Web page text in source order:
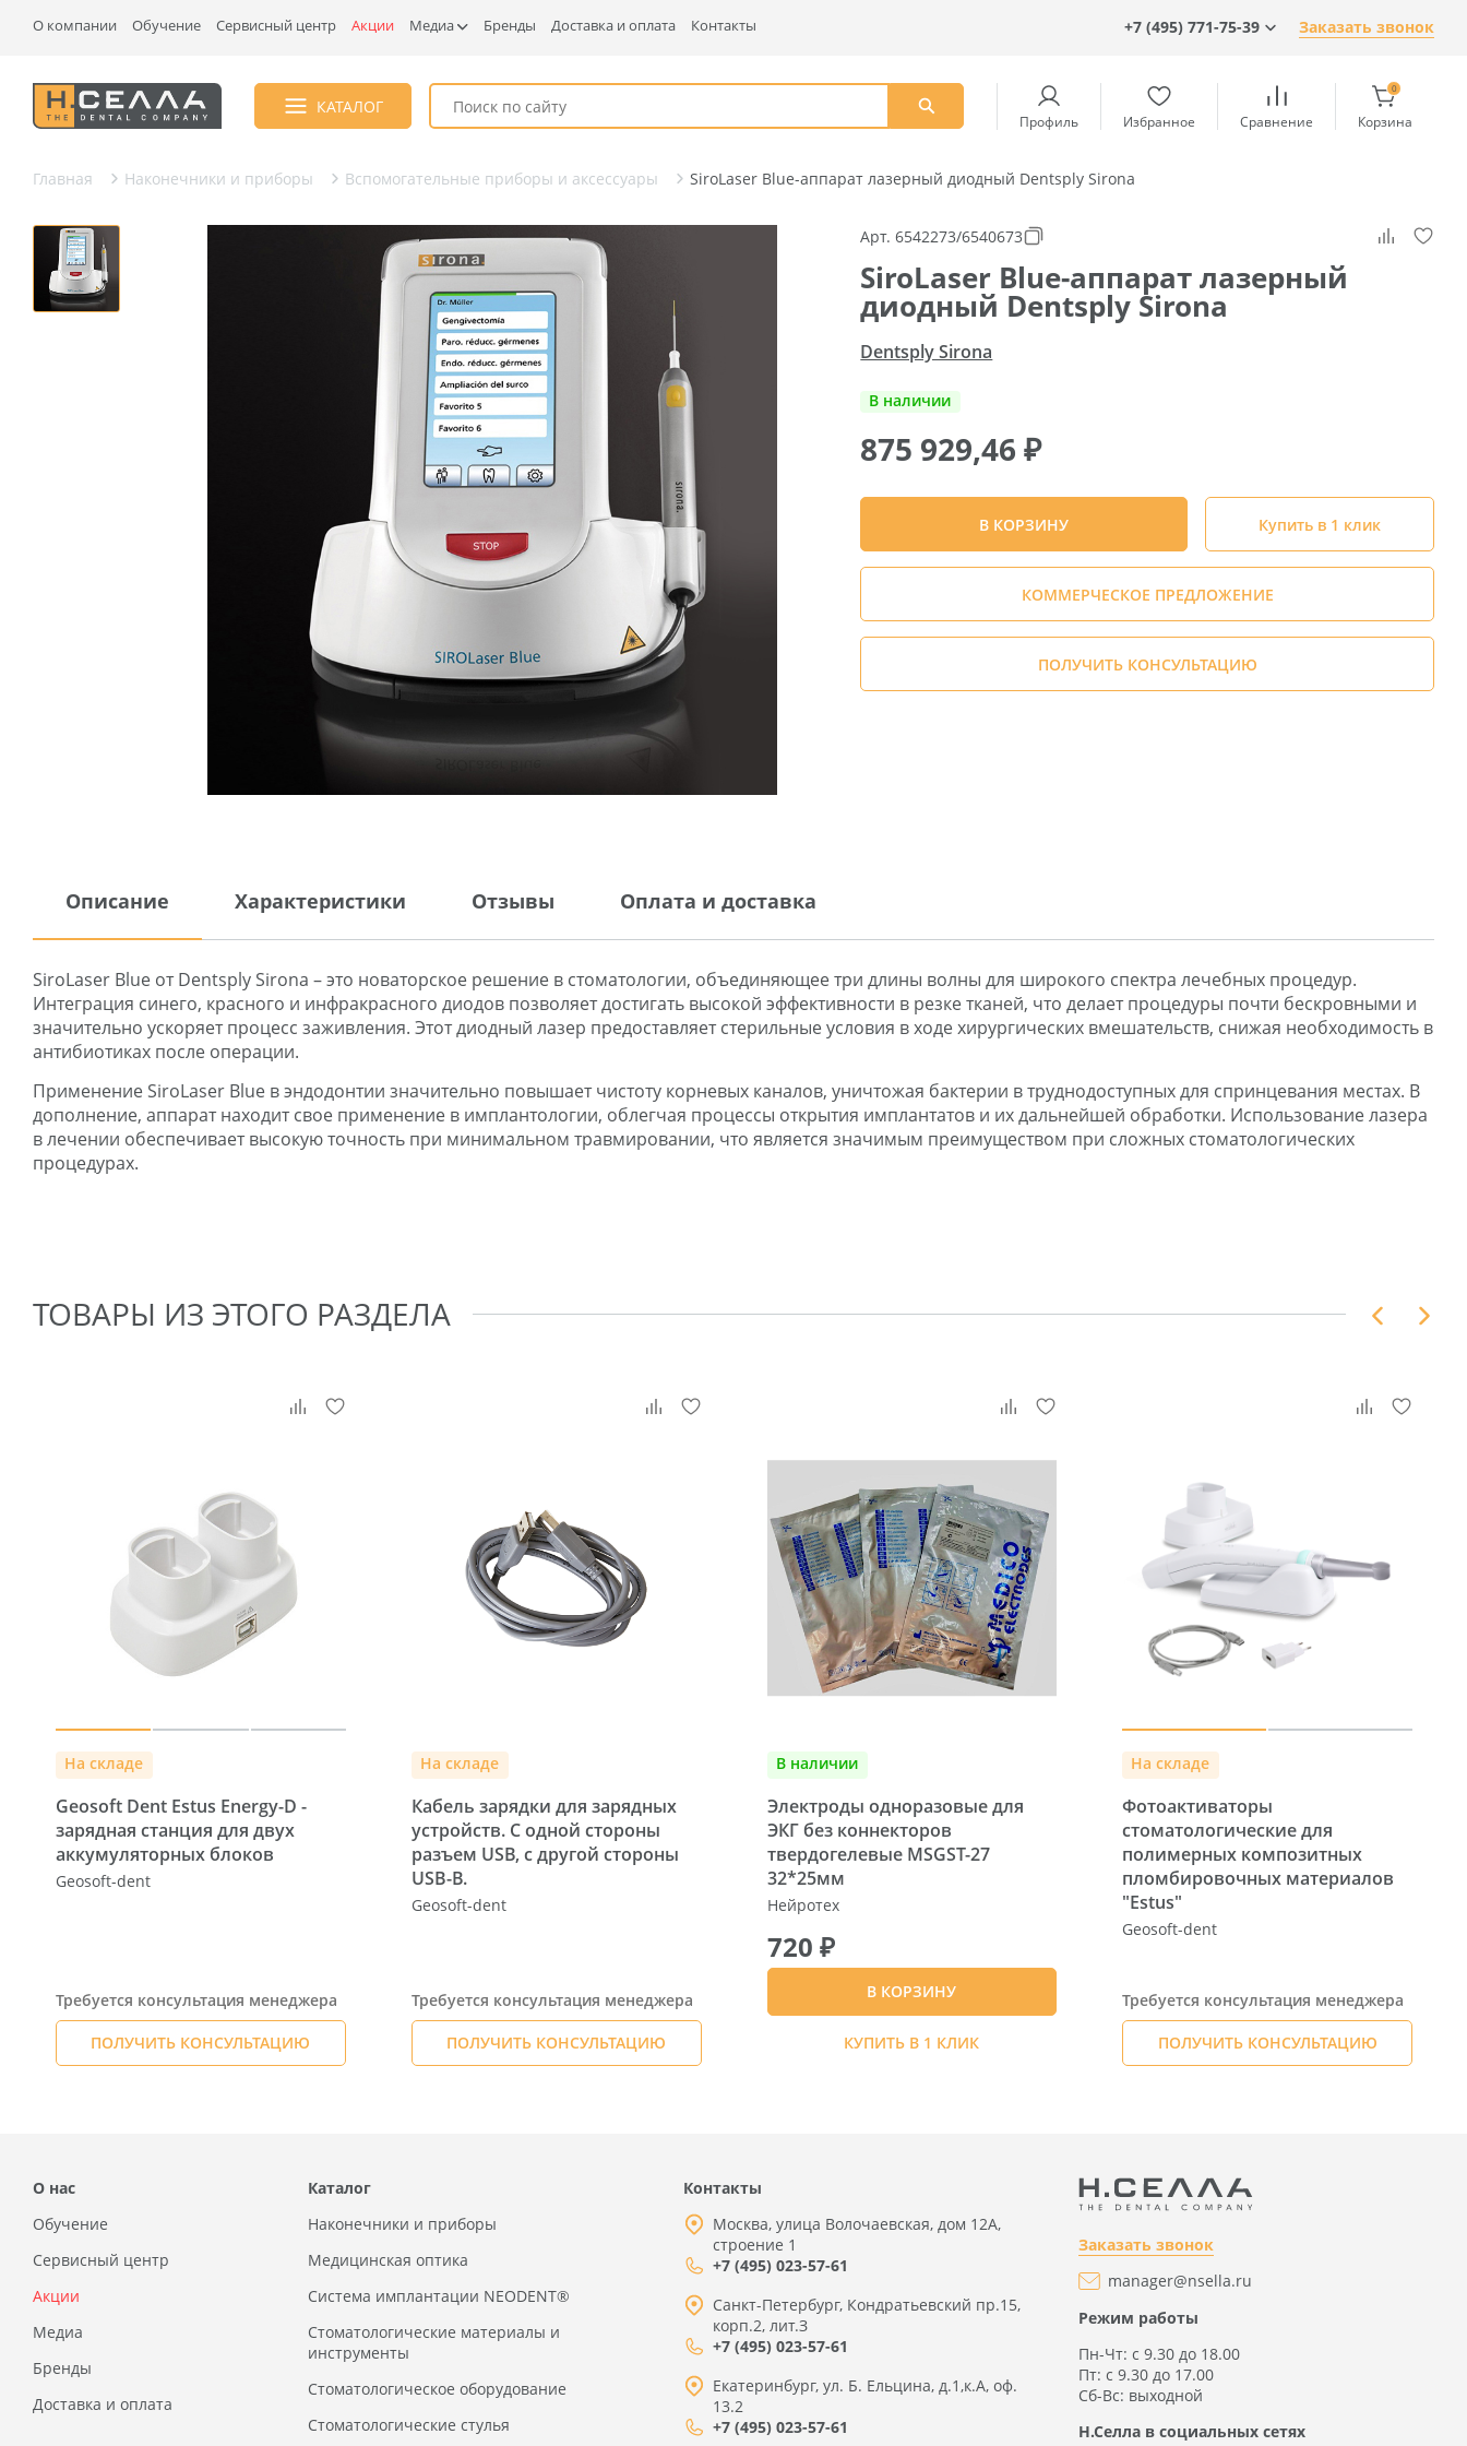
О компании Обучение Сервисный центр Акции Медиа Бренды Доставка и оплата Контакты +7 (495) 771-75-39 Заказать звонок
КАТАЛОГ
Профиль Избранное Сравнение
0
Корзина
Главная Наконечники и приборы Вспомогательные приборы и аксессуары SiroLaser Blue-аппарат лазерный диодный Dentsply Sirona
Арт. 6542273/6540673
SiroLaser Blue-аппарат лазерный
диодный Dentsply Sirona
Dentsply Sirona
В наличии
875 929,46₽
В КОРЗИНУ Купить в 1 клик
КОММЕРЧЕСКОЕ ПРЕДЛОЖЕНИЕ
ПОЛУЧИТЬ КОНСУЛЬТАЦИЮ
Описание Характеристики Отзывы Оплата и доставка
SiroLaser Blue от Dentsply Sirona – это новаторское решение в стоматологии, объединяющее три длины волны для широкого спектра лечебных процедур.
Интеграция синего, красного и инфракрасного диодов позволяет достигать высокой эффективности в резке тканей, что делает процедуры почти бескровными и
значительно ускоряет процесс заживления. Этот диодный лазер предоставляет стерильные условия в ходе хирургических вмешательств, снижая необходимость в
антибиотиках после операции.
Применение SiroLaser Blue в эндодонтии значительно повышает чистоту корневых каналов, уничтожая бактерии в труднодоступных для спринцевания местах. В
дополнение, аппарат находит свое применение в имплантологии, облегчая процессы открытия имплантатов и их дальнейшей обработки. Использование лазера
в лечении обеспечивает высокую точность при минимальном травмировании, что является значимым преимуществом при сложных стоматологических
процедурах.
ТОВАРЫ ИЗ ЭТОГО РАЗДЕЛА
На складе
Geosoft Dent Estus Energy-D -
зарядная станция для двух
аккумуляторных блоков
Geosoft-dent
Требуется консультация менеджера
ПОЛУЧИТЬ КОНСУЛЬТАЦИЮ
На складе
Кабель зарядки для зарядных
устройств. С одной стороны
разъем USB, с другой стороны
USB-B.
Geosoft-dent
Требуется консультация менеджера
ПОЛУЧИТЬ КОНСУЛЬТАЦИЮ
В наличии
Электроды одноразовые для
ЭКГ без коннекторов
твердогелевые MSGST-27
32*25мм
Нейротех
720 ₽
В КОРЗИНУ
КУПИТЬ В 1 КЛИК
На складе
Фотоактиваторы
стоматологические для
полимерных композитных
пломбировочных материалов
"Estus"
Geosoft-dent
Требуется консультация менеджера
ПОЛУЧИТЬ КОНСУЛЬТАЦИЮ
О нас
Обучение
Сервисный центр
Акции
Медиа
Бренды
Доставка и оплата
Каталог
Наконечники и приборы
Медицинская оптика
Система имплантации NEODENT®
Стоматологические материалы и
инструменты
Стоматологическое оборудование
Стоматологические стулья
Контакты
Москва, улица Волочаевская, дом 12А,
строение 1
+7 (495) 023-57-61
Санкт-Петербург, Кондратьевский пр.15,
корп.2, лит.З
+7 (495) 023-57-61
Екатеринбург, ул. Б. Ельцина, д.1,к.А, оф.
13.2
+7 (495) 023-57-61
Заказать звонок
manager@nsella.ru
Режим работы
Пн-Чт: с 9.30 до 18.00
Пт: с 9.30 до 17.00
Сб-Вс: выходной
Н.Селла в социальных сетях